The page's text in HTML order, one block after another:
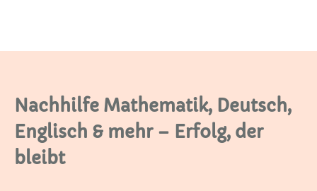
Nachhilfe Mathematik, Deutsch,
Englisch & mehr – Erfolg, der
bleibt